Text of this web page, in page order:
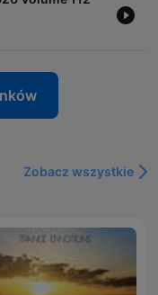
Zobacz wszystkie